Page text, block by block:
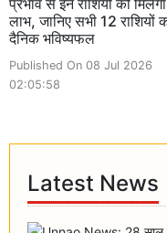
लाभ, जानिए सभी 12 राशियों
दैनिक भविष्यफल
Published On 08 Jul 2026
02:05:58
Latest News